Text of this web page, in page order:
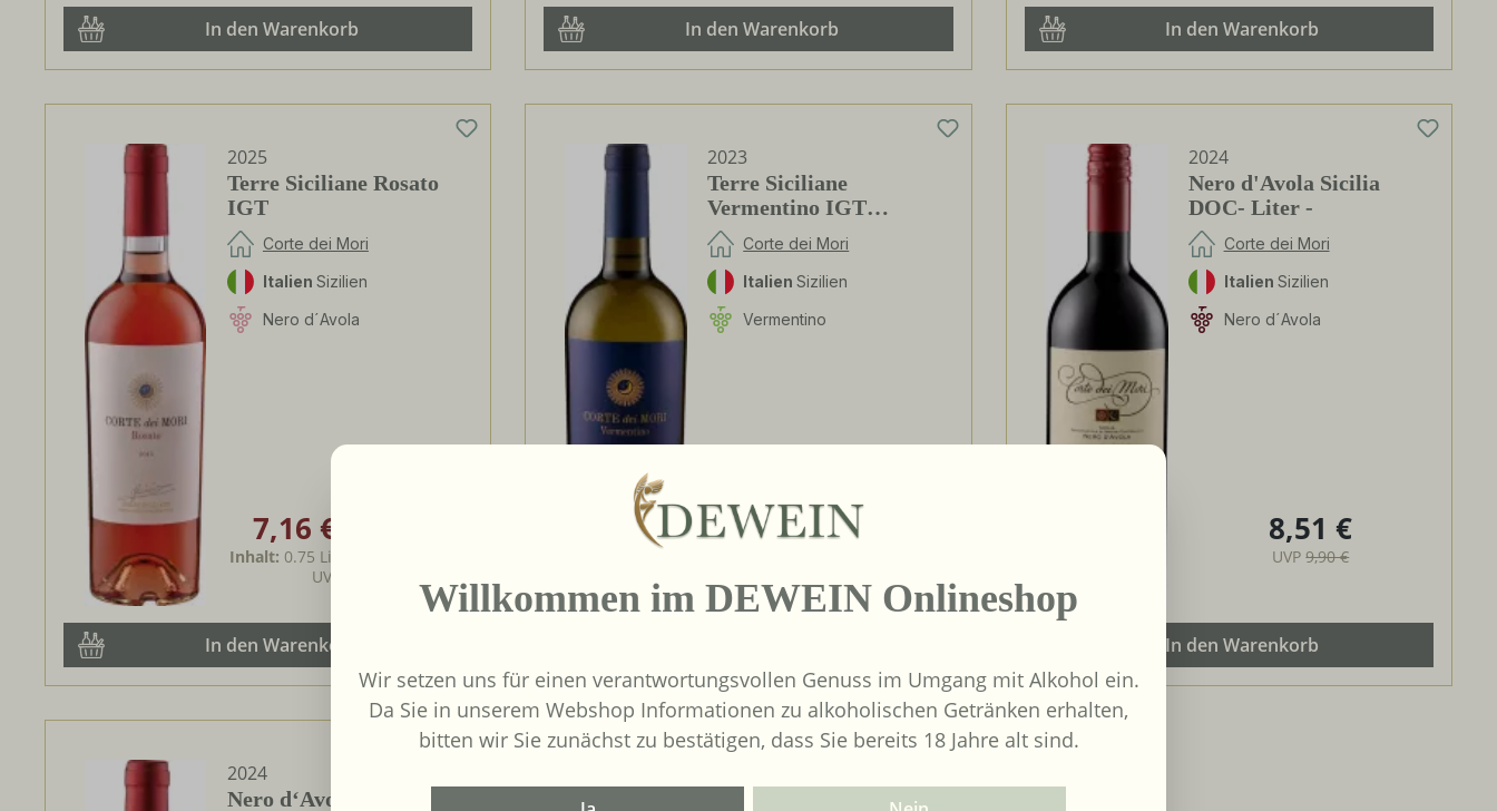
In den Warenkorb In den Warenkorb In den Warenkorb
2025
Terre Siciliane Rosato
IGT
Corte dei Mori
Italien Sizilien
Nero d´Avola
Verkaufspreis:
7,16 €
Inhalt: 0.75 Liter
UVP
In den Warenkorb
2023
Terre Siciliane
Vermentino IGT
Etichetta Blu
Corte dei Mori
ItalienSizilien
Vermentino
Verkaufspreis:
7,32 € Regulärer Preis:
9,60 €
2024
Nero d'Avola Sicilia
DOC- Liter -
Corte dei Mori
Italien Sizilien
Nero d´Avola
Regulärer Preis:
8,51 €
UVP9,90 €
In den Warenkorb
2024
Nero d‘Avola ”Etichetta
Nero d'Avola Sicilia
Willkommen im DEWEIN Onlineshop
Wir setzen uns für einen verantwortungsvollen Genuss im Umgang mit Alkohol ein.
Da Sie in unserem Webshop Informationen zu alkoholischen Getränken erhalten,
bitten wir Sie zunächst zu bestätigen, dass Sie bereits 18 Jahre alt sind.